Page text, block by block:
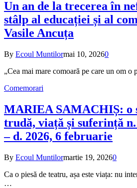
Un an de la trecerea în
stâlp al educației și al
Vasile Ancuța
By Ecoul Muntilormai 10, 20260
„Cea mai mare comoară pe care un om o
Comemorari
MARIEA SAMACHIȘ: o
trudă, viață și suferință
– d. 2026, 6 februarie
By Ecoul Muntilormartie 19, 20260
Ca o piesă de teatru, așa este viața: nu
…